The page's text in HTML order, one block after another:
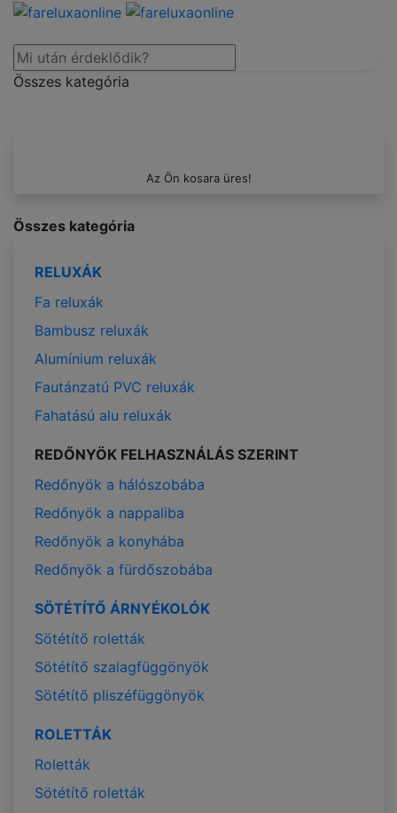
Összes kategória
Az Ön kosara üres!
Összes kategória
RELUXÁK
Fa reluxák
Bambusz reluxák
Alumínium reluxák
Fautánzatú PVC reluxák
Fahatású alu reluxák
REDŐNYÖK FELHASZNÁLÁS SZERINT
Redőnyök a hálószobába
Redőnyök a nappaliba
Redőnyök a konyhába
Redőnyök a fürdőszobába
SÖTÉTÍTŐ ÁRNYÉKOLÓK
Sötétítő roletták
Sötétítő szalagfüggönyök
Sötétítő pliszéfüggönyök
ROLETTÁK
Roletták
Sötétítő roletták